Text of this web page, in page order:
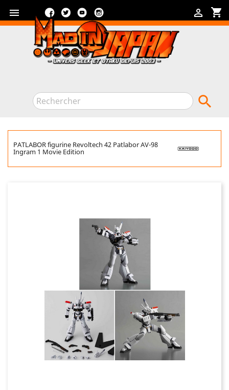
 shopping_cart

FacebookTwitterYouTube

PATLABOR figurine Revoltech 42 Patlabor AV-98
Ingram 1 Movie Edition